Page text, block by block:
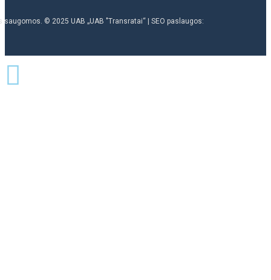
saugomos. © 2025 UAB „UAB "Transratai“ | SEO paslaugos: